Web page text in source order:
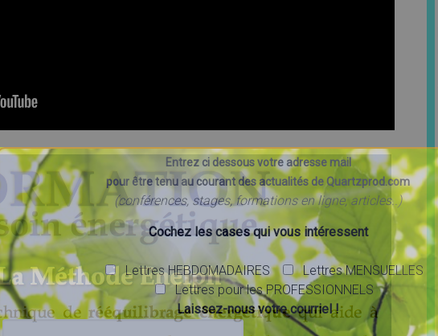
Entrez ci dessous votre adresse mail
pour être tenu au courant des actualités de Quartzprod.com
(conférences, stages, formations en ligne, articles..)
Cochez les cases qui vous intéressent
Lettres HEBDOMADAIRES
Lettres MENSUELLES
Lettres pour les PROFESSIONNELS
Laissez-nous votre courriel !